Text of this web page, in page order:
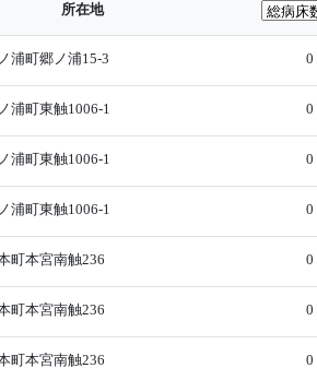
所在地
浦町郷ノ浦15-3 0
浦町東触1006-1 0
浦町東触1006-1 0
浦町東触1006-1 0
町本宮南触236 0
町本宮南触236 0
町本宮南触236 0